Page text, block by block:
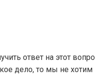
ответ на этот
то мы не хотим